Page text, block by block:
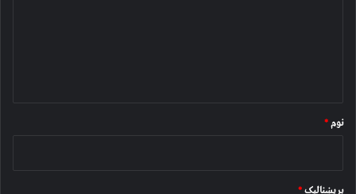
*
نوم*
بریښنالیک*